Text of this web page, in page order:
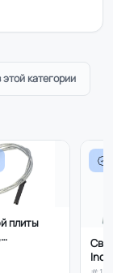
этой категории
плиты